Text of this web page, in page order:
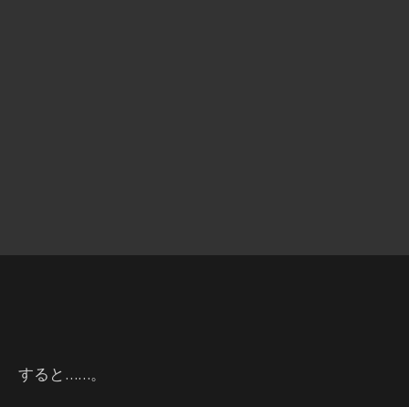
すると……。